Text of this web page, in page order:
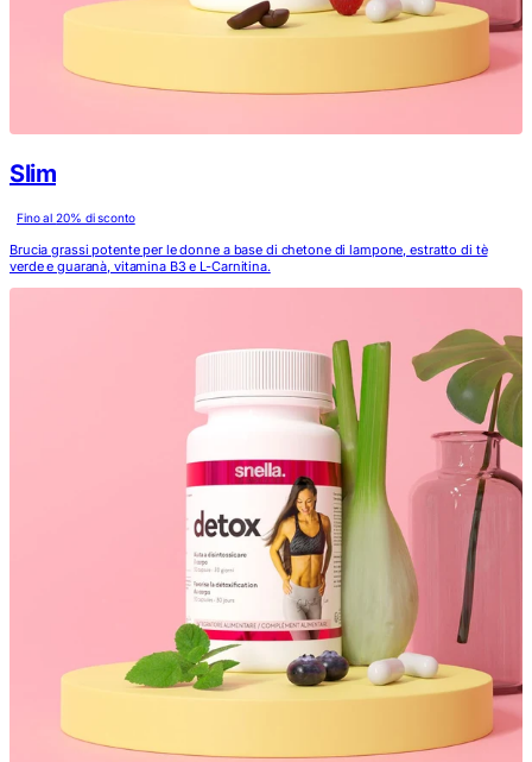
Slim
Fino al20% di sconto
Brucia grassi potente per le donne a base di chetone di lampone, estratto di tè
verde e guaranà, vitamina B3 e L-Carnitina.